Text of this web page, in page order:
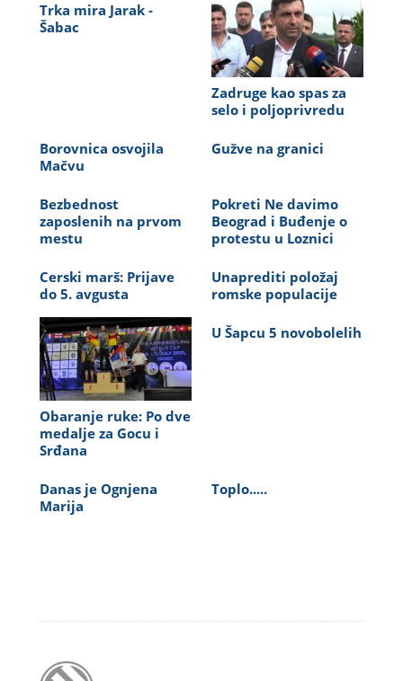
Trka mira Jarak -
Šabac
Zadruge kao spas za
selo i poljoprivredu
Borovnica osvojila
Mačvu
Gužve na granici
Bezbednost
zaposlenih na prvom
mestu
Pokreti Ne davimo
Beograd i Buđenje o
protestu u Loznici
Cerski marš: Prijave
do 5. avgusta
Unaprediti položaj
romske populacije
Obaranje ruke: Po dve
medalje za Gocu i
Srđana
U Šapcu 5 novobolelih
Danas je Ognjena
Marija
Toplo.....